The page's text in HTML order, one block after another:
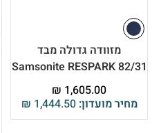
מזוודה גדולה מבד
Samsonite RESPARK 82/31
מחיר מועדון: ₪ 1,444.50
₪ 1,605.00